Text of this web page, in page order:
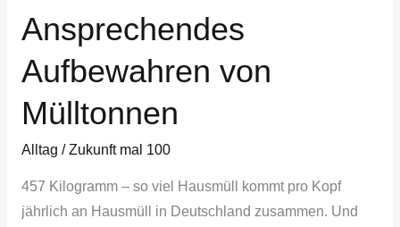
Ansprechendes
Aufbewahren von
Mülltonnen
Alltag /Zukunft mal 100
457 Kilogramm – so viel Hausmüll kommt pro Kopf
jährlich an Hausmüll in Deutschland zusammen. Und